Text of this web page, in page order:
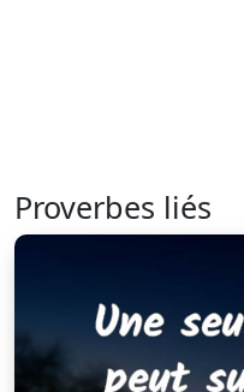
Proverbes liés